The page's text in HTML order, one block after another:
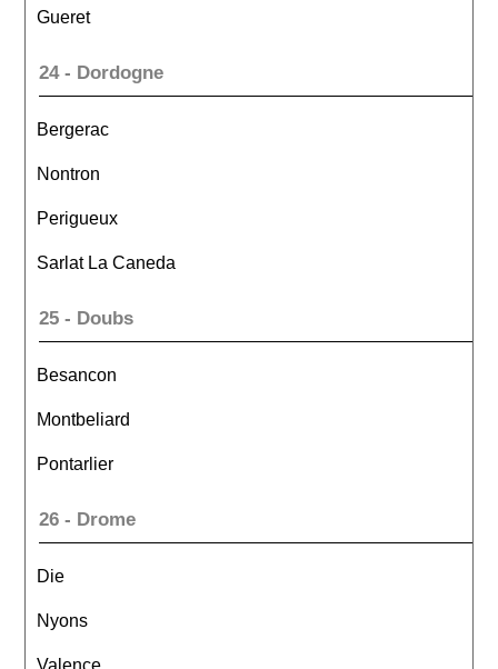
Gueret
24 - Dordogne
Bergerac
Nontron
Perigueux
Sarlat La Caneda
25 - Doubs
Besancon
Montbeliard
Pontarlier
26 - Drome
Die
Nyons
Valence